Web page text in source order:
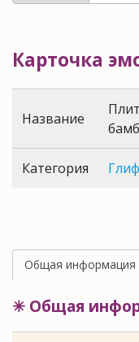
Карточка
Название
Категория
Общая информация
✳ Общая